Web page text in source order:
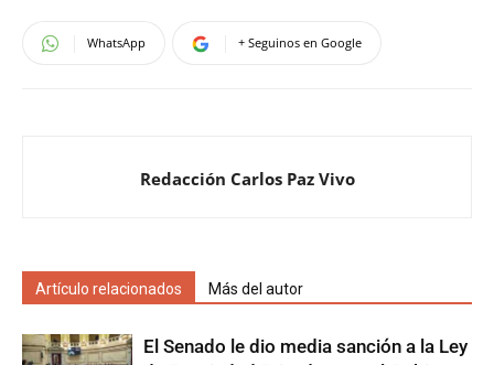
WhatsApp + Seguinos en Google
Redacción Carlos Paz Vivo
Artículo relacionados Más del autor
El Senado le dio media sanción a la Ley